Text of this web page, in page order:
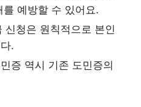
예방할 수 있어요.
신청은 원칙적으로 본인
.
증 역시 기존 도민증의